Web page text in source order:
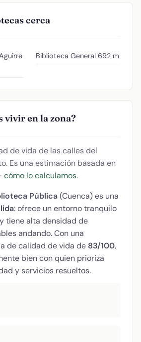
cerca
Biblioteca General 692 m
vivir en la zona?
de vida de las calles del
Es una estimación basada en
cómo lo calculamos.
Pública(Cuenca) es una
: ofrece un entorno tranquilo
tiene alta densidad de
andando. Con una
de calidad de vida de 83/100,
bien con quien prioriza
y servicios resueltos.